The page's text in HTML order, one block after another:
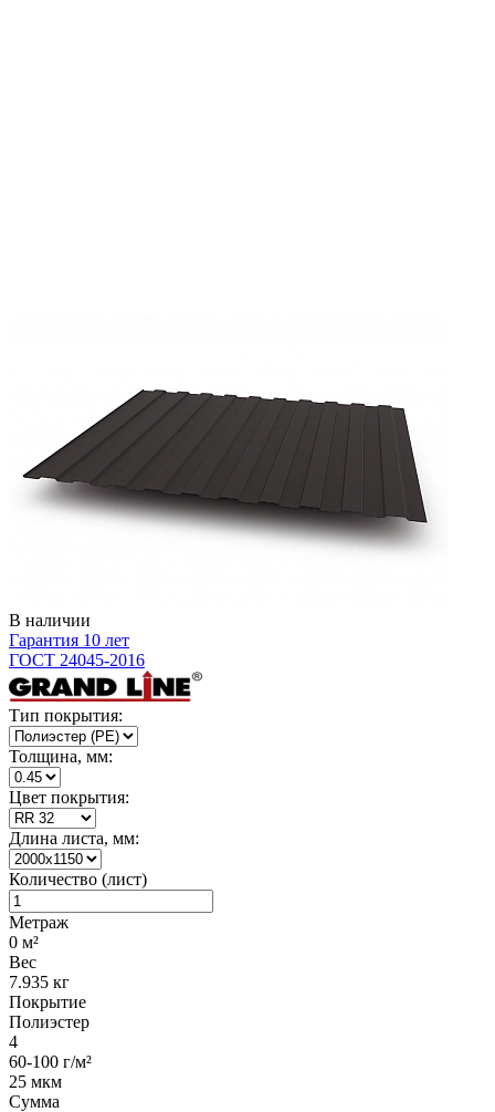
В наличии
Гарантия 10 лет
ГОСТ 24045-2016
Тип покрытия:
Толщина, мм:
Цвет покрытия:
Длина листа, мм:
Количество (лист)
Метраж
0 м²
Вес
7.935 кг
Покрытие
Полиэстер
4
60-100 г/м²
25 мкм
Сумма